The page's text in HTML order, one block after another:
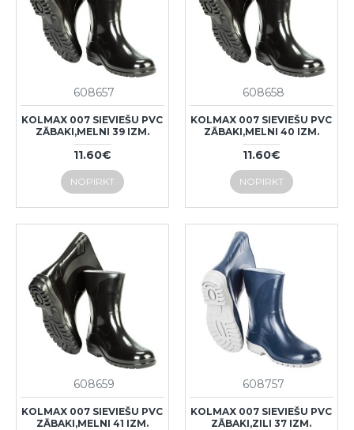
608657
KOLMAX 007 SIEVIEŠU PVC
ZĀBAKI,MELNI 39 IZM.
11.60€
NOPIRKT
608658
KOLMAX 007 SIEVIEŠU PVC
ZĀBAKI,MELNI 40 IZM.
11.60€
NOPIRKT
608659
KOLMAX 007 SIEVIEŠU PVC
ZĀBAKI,MELNI 41 IZM.
608757
KOLMAX 007 SIEVIEŠU PVC
ZĀBAKI,ZILI 37 IZM.